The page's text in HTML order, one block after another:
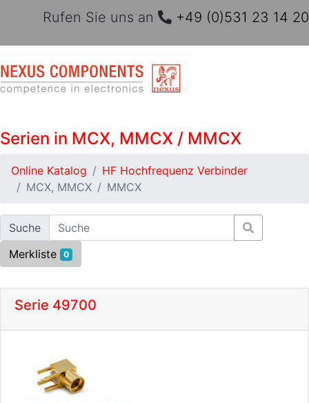
Rufen Sie uns an +49 (0)531 23 14 20
Serien in MCX, MMCX / MMCX
Online Katalog
HF Hochfrequenz Verbinder
MCX, MMCX
MMCX
Suche
Merkliste
0
Serie 49700